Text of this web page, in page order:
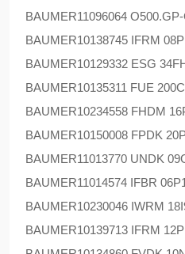
BAUMER11096064
BAUMER10138745 IFRM
BAUMER10129332 ESG
BAUMER10135311 FUE
BAUMER10234558 FHDM
BAUMER10150008 FPDK
BAUMER11013770 UNDK
BAUMER11014574 IFBR
BAUMER10230046 IWRM
BAUMER10139713 IFRM